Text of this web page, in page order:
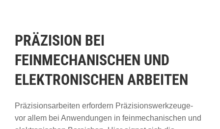
PRÄZISION BEI
FEINMECHANISCHEN UND
ELEKTRONISCHEN ARBEITEN
Präzisionsarbeiten erfordern Präzisionswerkzeuge-
vor allem bei Anwendungen in feinmechanischen und